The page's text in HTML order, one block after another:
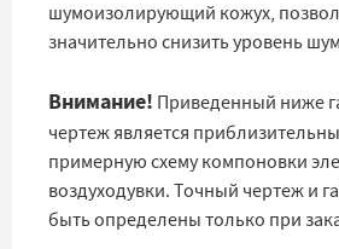
шумоизолирующий кожух,
значительно снизить уровень
Внимание! Приведенный ниже
чертеж является
примерную схему компоновки
воздуходувки. Точный чертеж и
быть определены только при